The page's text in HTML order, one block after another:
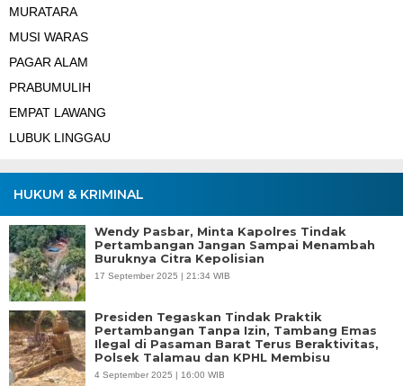
MURATARA
MUSI WARAS
PAGAR ALAM
PRABUMULIH
EMPAT LAWANG
LUBUK LINGGAU
HUKUM & KRIMINAL
Wendy Pasbar, Minta Kapolres Tindak
Pertambangan Jangan Sampai Menambah
Buruknya Citra Kepolisian
17 September 2025 | 21:34 WIB
Presiden Tegaskan Tindak Praktik
Pertambangan Tanpa Izin, Tambang Emas
Ilegal di Pasaman Barat Terus Beraktivitas,
Polsek Talamau dan KPHL Membisu
4 September 2025 | 16:00 WIB